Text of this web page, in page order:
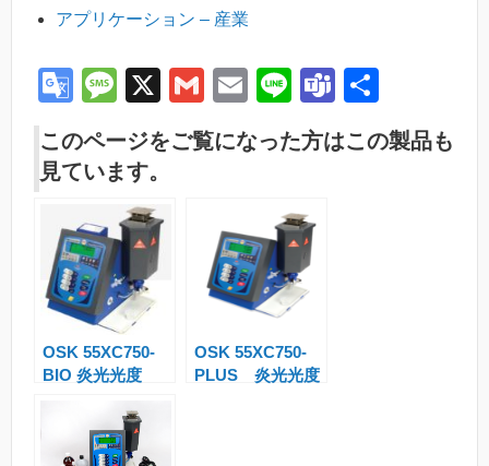
アプリケーション – 産業
G
o
gl
e
Tr
a
n
sl
e
M
ss
a
g
e
X
G
m
ail
E
ail
Li
n
e
T
a
有
このページをご覧になった方はこの製品も
見ています。
OSK 55XC750-
BIO 炎光光度
OSK 55XC750-
PLUS 炎光光度